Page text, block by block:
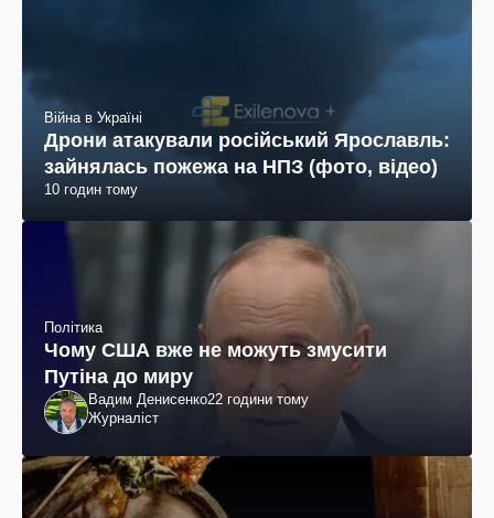
Війна в Україні
Дрони атакували російський Ярославль:
зайнялась пожежа на НПЗ (фото, відео)
10 годин тому
Політика
Чому США вже не можуть змусити
Путіна до миру
Вадим Денисенко22 години тому
Журналіст